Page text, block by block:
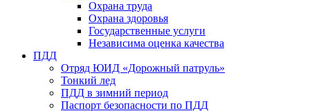
Охрана труда
Охрана здоровья
Государственные услуги
Независима оценка качества
ПДД
Отряд ЮИД «Дорожный патруль»
Тонкий лед
ПДД в зимний период
Паспорт безопасности по ПДД